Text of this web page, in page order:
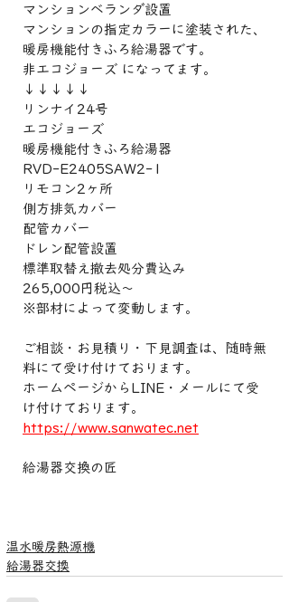
マンションベランダ設置
マンションの指定カラーに塗装された、
暖房機能付きふろ給湯器です。
非エコジョーズ になってます。
↓↓↓↓↓
リンナイ24号
エコジョーズ
暖房機能付きふろ給湯器
RVD-E2405SAW2-1
リモコン2ヶ所
側方排気カバー
配管カバー
ドレン配管設置
標準取替え撤去処分費込み
265,000円税込〜
※部材によって変動します。
ご相談・お見積り・下見調査は、随時無
料にて受け付けております。
ホームページからLINE・メールにて受
け付けております。
https://www.sanwatec.net
給湯器交換の匠
温水暖房熱源機
給湯器交換